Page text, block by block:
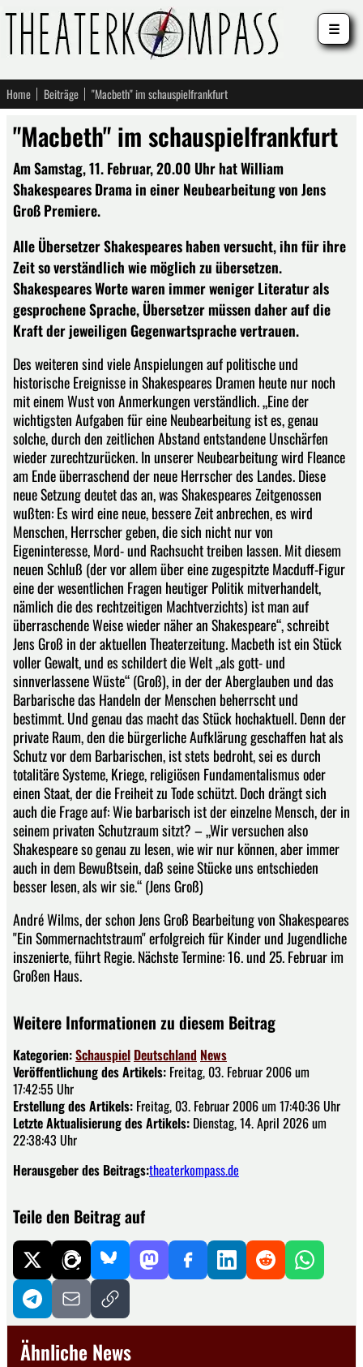
Home Beiträge "Macbeth" im schauspielfrankfurt
"Macbeth" im schauspielfrankfurt
Am Samstag, 11. Februar, 20.00 Uhr hat William
Shakespeares Drama in einer Neubearbeitung von Jens
Groß Premiere.
Alle Übersetzer Shakespeares haben versucht, ihn für ihre
Zeit so verständlich wie möglich zu übersetzen.
Shakespeares Worte waren immer weniger Literatur als
gesprochene Sprache, Übersetzer müssen daher auf die
Kraft der jeweiligen Gegenwartsprache vertrauen.
Des weiteren sind viele Anspielungen auf politische und
historische Ereignisse in Shakespeares Dramen heute nur noch
mit einem Wust von Anmerkungen verständlich. „Eine der
wichtigsten Aufgaben für eine Neubearbeitung ist es, genau
solche, durch den zeitlichen Abstand entstandene Unschärfen
wieder zurechtzurücken. In unserer Neubearbeitung wird Fleance
am Ende überraschend der neue Herrscher des Landes. Diese
neue Setzung deutet das an, was Shakespeares Zeitgenossen
wußten: Es wird eine neue, bessere Zeit anbrechen, es wird
Menschen, Herrscher geben, die sich nicht nur von
Eigeninteresse, Mord- und Rachsucht treiben lassen. Mit diesem
neuen Schluß (der vor allem über eine zugespitzte Macduff-Figur
eine der wesentlichen Fragen heutiger Politik mitverhandelt,
nämlich die des rechtzeitigen Machtverzichts) ist man auf
überraschende Weise wieder näher an Shakespeare“, schreibt
Jens Groß in der aktuellen Theaterzeitung. Macbeth ist ein Stück
voller Gewalt, und es schildert die Welt „als gott- und
sinnverlassene Wüste“ (Groß), in der der Aberglauben und das
Barbarische das Handeln der Menschen beherrscht und
bestimmt. Und genau das macht das Stück hochaktuell. Denn der
private Raum, den die bürgerliche Aufklärung geschaffen hat als
Schutz vor dem Barbarischen, ist stets bedroht, sei es durch
totalitäre Systeme, Kriege, religiösen Fundamentalismus oder
einen Staat, der die Freiheit zu Tode schützt. Doch drängt sich
auch die Frage auf: Wie barbarisch ist der einzelne Mensch, der in
seinem privaten Schutzraum sitzt? – „Wir versuchen also
Shakespeare so genau zu lesen, wie wir nur können, aber immer
auch in dem Bewußtsein, daß seine Stücke uns entschieden
besser lesen, als wir sie.“ (Jens Groß)
André Wilms, der schon Jens Groß Bearbeitung von Shakespeares
"Ein Sommernachtstraum" erfolgreich für Kinder und Jugendliche
inszenierte, führt Regie. Nächste Termine: 16. und 25. Februar im
Großen Haus.
Weitere Informationen zu diesem Beitrag
Kategorien:Schauspiel Deutschland News
Veröffentlichung des Artikels: Freitag, 03. Februar 2006 um
17:42:55 Uhr
Erstellung des Artikels: Freitag, 03. Februar 2006 um 17:40:36 Uhr
Letzte Aktualisierung des Artikels: Dienstag, 14. April 2026 um
22:38:43 Uhr
Herausgeber des Beitrags:theaterkompass.de
Teile den Beitrag auf
Ähnliche News
☰